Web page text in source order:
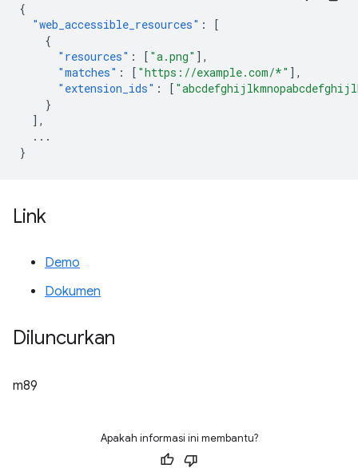
{
"web_accessible_resources" :
[
{
"resources" : [ "a.png" ],
"matches" : [ "https://example.com/*" ],
"extension_ids" : [
}
],
...
}
Link
Demo
Dokumen
Diluncurkan
m89
Apakah informasi ini membantu?